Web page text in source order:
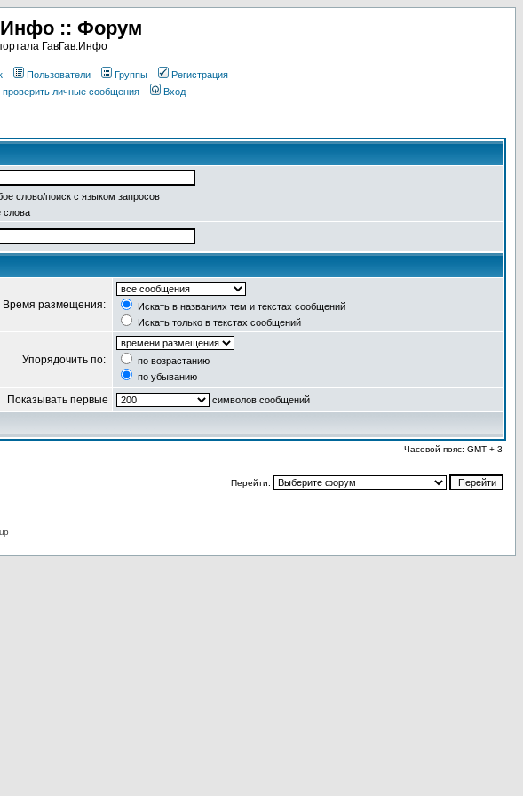
:: Форум
ГавГав.Инфо
Пользователи Группы
Регистрация
проверить личные сообщения Вход
слово/поиск с языком запросов
слова
Время размещения:
Искать в названиях тем и текстах сообщений
Искать только в текстах сообщений
Упорядочить по:
по возрастанию
по убыванию
Показывать первые символов сообщений
Часовой пояс: GMT + 3
Перейти: